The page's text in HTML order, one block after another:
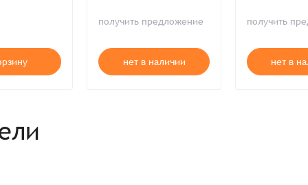
Войти Забыли пароль?
Отправить
вы принимаете положенияПользовательского
Продолжая, вы принимаете положенияПользовательского
вы принимаете положенияПолитики
оферты
Отправить
получить предложение
нет в наличии
получить
нет в